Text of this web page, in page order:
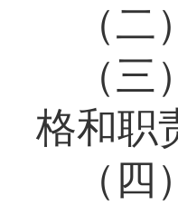
（
（
格和职
（